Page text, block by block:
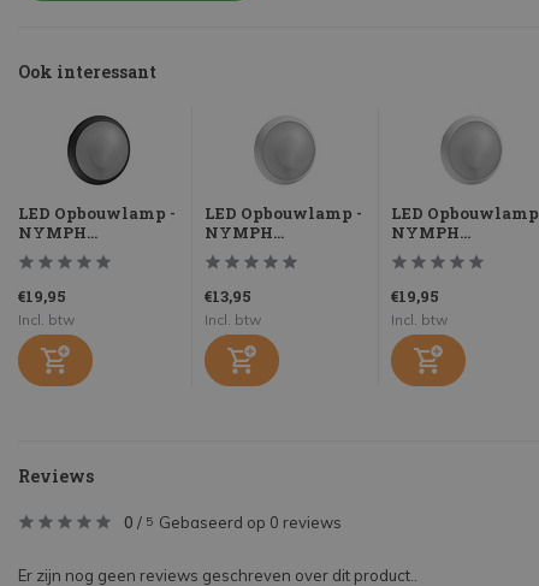
Ook interessant
LED Opbouwlamp -
NYMPH...
€19,95
Incl. btw
LED Opbouwlamp -
NYMPH...
€13,95
Incl. btw
LED
NYMPH...
€19,95
Incl. btw
Reviews
0 / 5 Gebaseerd op 0 reviews
Er zijn nog geen reviews geschreven over dit product..